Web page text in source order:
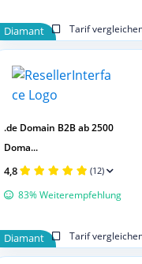
Diamant Tarif
Diamant Tarif
.de Domain B2B ab 2500
Doma...
4,8 (12)
83% Weiterempfehlung